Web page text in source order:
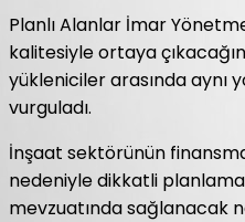
Planlı Alanlar İmar
kalitesiyle ortaya
yükleniciler arasında aynı
vurguladı.
İnşaat sektörünün
nedeniyle dikkatli
mevzuatında sağlanacak